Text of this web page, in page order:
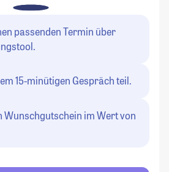
passenden Termin über
15-minütigen Gespräch teil.
Wunschgutschein im Wert von